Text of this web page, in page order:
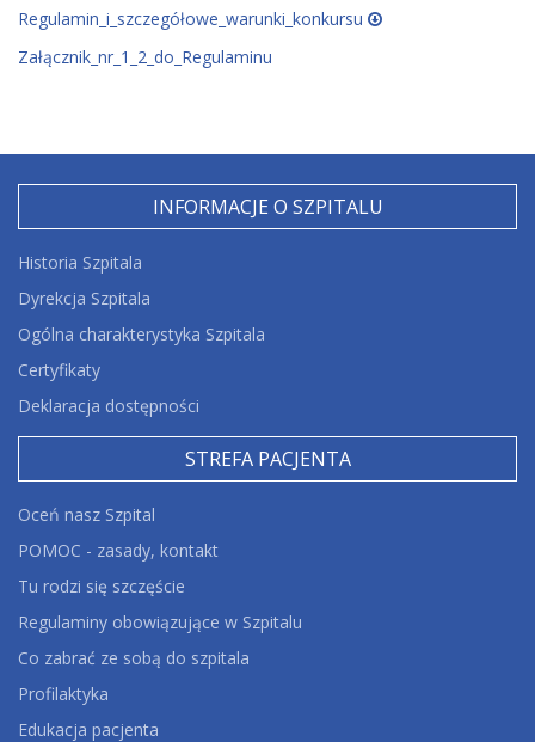
Regulamin_i_szczegółowe_warunki_konkursu
Załącznik_nr_1_2_do_Regulaminu
INFORMACJE O SZPITALU
Historia Szpitala
Dyrekcja Szpitala
Ogólna charakterystyka Szpitala
Certyfikaty
Deklaracja dostępności
STREFA PACJENTA
Oceń nasz Szpital
POMOC - zasady, kontakt
Tu rodzi się szczęście
Regulaminy obowiązujące w Szpitalu
Co zabrać ze sobą do szpitala
Profilaktyka
Edukacja pacjenta